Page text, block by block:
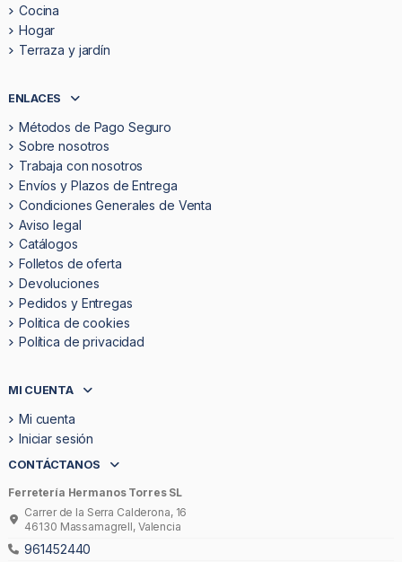
Cocina
Hogar
Terraza y jardín
ENLACES
Métodos de Pago Seguro
Sobre nosotros
Trabaja con nosotros
Envíos y Plazos de Entrega
Condiciones Generales de Venta
Aviso legal
Catálogos
Folletos de oferta
Devoluciones
Pedidos y Entregas
Politica de cookies
Política de privacidad
MI CUENTA
Mi cuenta
Iniciar sesión
CONTÁCTANOS
Ferretería Hermanos Torres SL
Carrer de la Serra Calderona, 16
46130 Massamagrell, Valencia
961452440